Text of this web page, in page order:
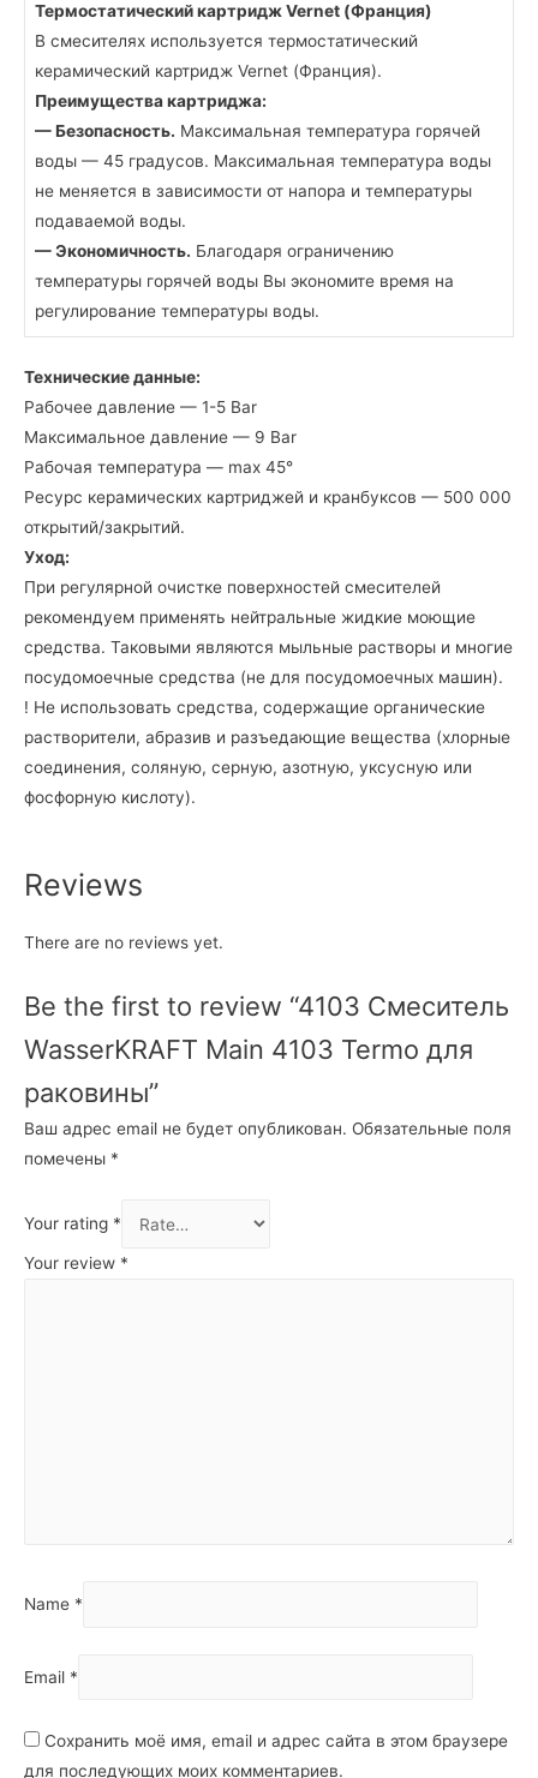
Термостатический картридж Vernet (Франция)
В смесителях используется термостатический
керамический картридж Vernet (Франция).
Преимущества картриджа:
— Безопасность. Максимальная температура горячей
воды — 45 градусов. Максимальная температура воды
не меняется в зависимости от напора и температуры
подаваемой воды.
— Экономичность. Благодаря ограничению
температуры горячей воды Вы экономите время на
регулирование температуры воды.
Технические данные:
Рабочее давление — 1-5 Bar
Максимальное давление — 9 Bar
Рабочая температура — max 45°
Ресурс керамических картриджей и кранбуксов — 500 000
открытий/закрытий.
Уход:
При регулярной очистке поверхностей смесителей
рекомендуем применять нейтральные жидкие моющие
средства. Таковыми являются мыльные растворы и многие
посудомоечные средства (не для посудомоечных машин).
! Не использовать средства, содержащие органические
растворители, абразив и разъедающие вещества (хлорные
соединения, соляную, серную, азотную, уксусную или
фосфорную кислоту).
Reviews
There are no reviews yet.
Be the first to review “4103 Смеситель
WasserKRAFT Main 4103 Termo для
раковины”
Ваш адрес email не будет опубликован. Обязательные поля
помечены *
Your rating *
Your review *
Name *
Email *
Сохранить моё имя, email и адрес сайта в этом браузере
для последующих моих комментариев.